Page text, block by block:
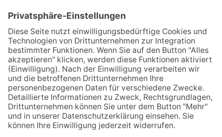
Ulrich Schlegel
Franckstrasse 38/1
71665 Vaihingen/Enz
Tel.: 07042 92089
Fax: 07042 35989 04
Mobil: 0163 63510 90
E-mail:kontakt@ergopraxis-schlegel.de